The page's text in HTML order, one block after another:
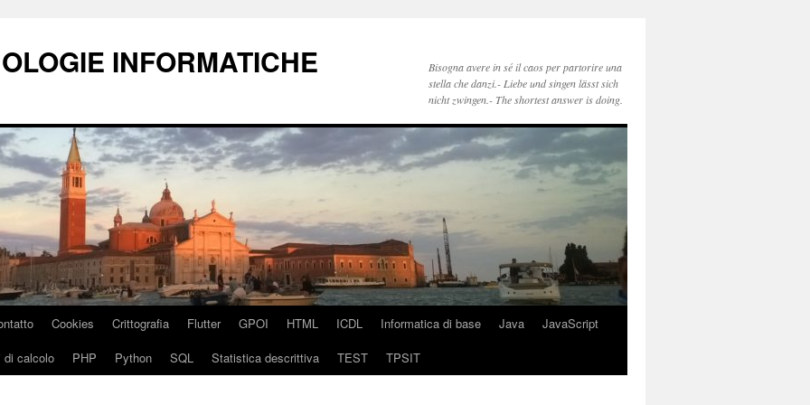
INFORMATICHE
Bisogna avere in sé il caos per partorire una
stella che danzi.- Liebe und singen lässt sich
nicht zwingen.- The shortest answer is doing.
Cookies Crittografia Flutter GPOI HTML ICDL Informatica di base Java
JavaScript
di calcolo PHP Python SQL Statistica descrittiva TEST TPSIT